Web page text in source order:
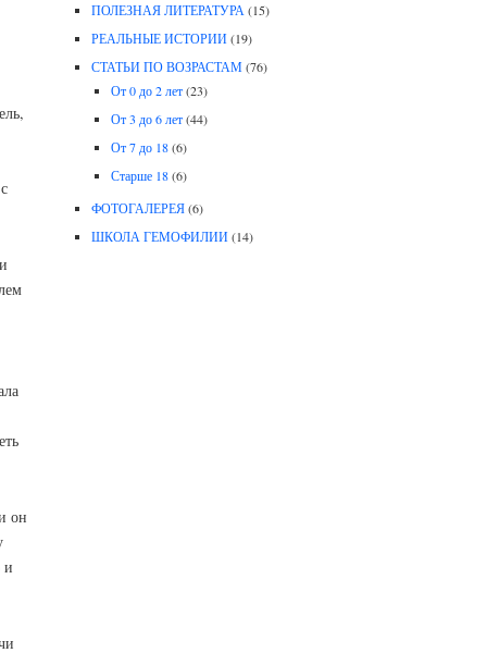
он
и
ПОЛЕЗНАЯ ЛИТЕРАТУРА(15)
РЕАЛЬНЫЕ ИСТОРИИ(19)
СТАТЬИ ПО ВОЗРАСТАМ(76)
От 0 до 2 лет(23)
От 3 до 6 лет(44)
От 7 до 18(6)
Старше 18(6)
ФОТОГАЛЕРЕЯ(6)
ШКОЛА ГЕМОФИЛИИ(14)